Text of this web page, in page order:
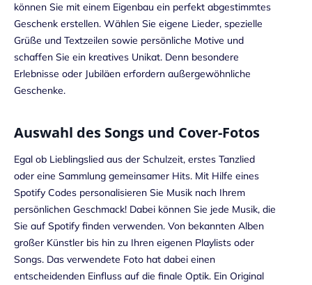
können Sie mit einem Eigenbau ein perfekt abgestimmtes
Geschenk erstellen. Wählen Sie eigene Lieder, spezielle
Grüße und Textzeilen sowie persönliche Motive und
schaffen Sie ein kreatives Unikat. Denn besondere
Erlebnisse oder Jubiläen erfordern außergewöhnliche
Geschenke.
Auswahl des Songs und Cover-Fotos
Egal ob Lieblingslied aus der Schulzeit, erstes Tanzlied
oder eine Sammlung gemeinsamer Hits. Mit Hilfe eines
Spotify Codes personalisieren Sie Musik nach Ihrem
persönlichen Geschmack! Dabei können Sie jede Musik, die
Sie auf Spotify finden verwenden. Von bekannten Alben
großer Künstler bis hin zu Ihren eigenen Playlists oder
Songs. Das verwendete Foto hat dabei einen
entscheidenden Einfluss auf die finale Optik. Ein Original